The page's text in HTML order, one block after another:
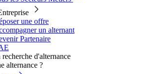
une offre
un alternant
Partenaire
alternance ?